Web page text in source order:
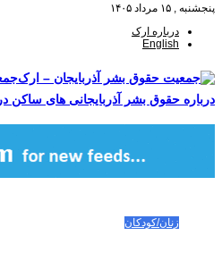
پنجشنبه , ۱۵ مرداد ۱۴۰۵
درباره ارک
English
درباره حقوق بشر آذربایجانی های ساکن
زنان/کودکان